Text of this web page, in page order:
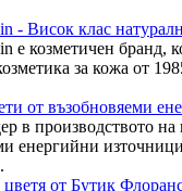
- Висок клас
е козметичен бранд,
за кожа от
от възобновяеми
в производството на
енергийни
цветя от Бутик